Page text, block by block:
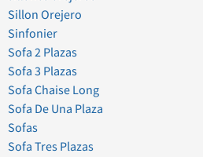
Sillon Orejero
Sinfonier
Sofa 2 Plazas
Sofa 3 Plazas
Sofa Chaise Long
Sofa De Una Plaza
Sofas
Sofa Tres Plazas